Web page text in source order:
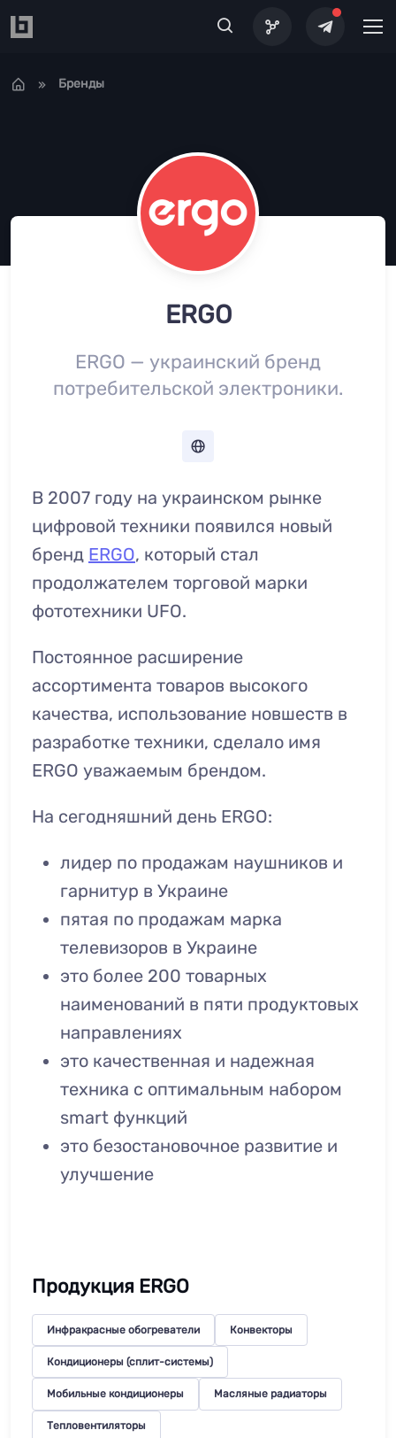
Бренды
ERGO
ERGO — украинский бренд
потребительской электроники.
В 2007 году на украинском рынке
цифровой техники появился новый
бренд ERGO, который стал
продолжателем торговой марки
фототехники UFO.
Постоянное расширение
ассортимента товаров высокого
качества, использование новшеств в
разработке техники, сделало имя
ERGO уважаемым брендом.
На сегодняшний день ERGO:
лидер по продажам наушников и
гарнитур в Украине
пятая по продажам марка
телевизоров в Украине
это более 200 товарных
наименований в пяти продуктовых
направлениях
это качественная и надежная
техника с оптимальным набором
smart функций
это безостановочное развитие и
улучшение
Продукция ERGO
Инфракрасные обогреватели Конвекторы
Кондиционеры (сплит-системы)
Мобильные кондиционеры Масляные радиаторы
Тепловентиляторы